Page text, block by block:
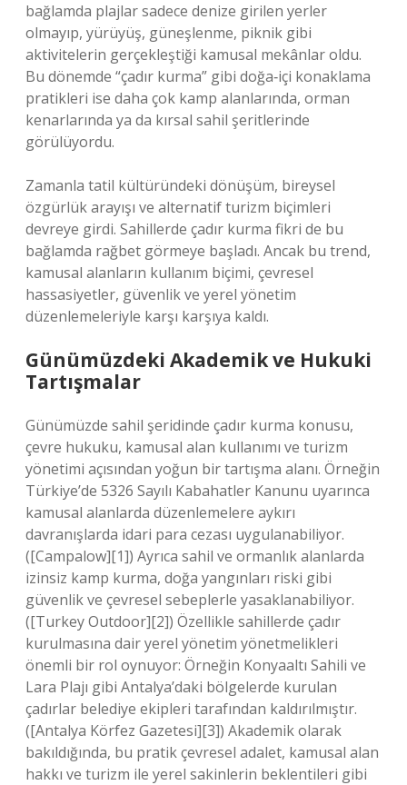
bağlamda plajlar sadece denize girilen yerler
olmayıp, yürüyüş, güneşlenme, piknik gibi
aktivitelerin gerçekleştiği kamusal mekânlar oldu.
Bu dönemde “çadır kurma” gibi doğa‑içi konaklama
pratikleri ise daha çok kamp alanlarında, orman
kenarlarında ya da kırsal sahil şeritlerinde
görülüyordu.
Zamanla tatil kültüründeki dönüşüm, bireysel
özgürlük arayışı ve alternatif turizm biçimleri
devreye girdi. Sahillerde çadır kurma fikri de bu
bağlamda rağbet görmeye başladı. Ancak bu trend,
kamusal alanların kullanım biçimi, çevresel
hassasiyetler, güvenlik ve yerel yönetim
düzenlemeleriyle karşı karşıya kaldı.
Günümüzdeki Akademik ve Hukuki
Tartışmalar
Günümüzde sahil şeridinde çadır kurma konusu,
çevre hukuku, kamusal alan kullanımı ve turizm
yönetimi açısından yoğun bir tartışma alanı. Örneğin
Türkiye’de 5326 Sayılı Kabahatler Kanunu uyarınca
kamusal alanlarda düzenlemelere aykırı
davranışlarda idari para cezası uygulanabiliyor.
([Campalow][1]) Ayrıca sahil ve ormanlık alanlarda
izinsiz kamp kurma, doğa yangınları riski gibi
güvenlik ve çevresel sebeplerle yasaklanabiliyor.
([Turkey Outdoor][2]) Özellikle sahillerde çadır
kurulmasına dair yerel yönetim yönetmelikleri
önemli bir rol oynuyor: Örneğin Konyaaltı Sahili ve
Lara Plajı gibi Antalya’daki bölgelerde kurulan
çadırlar belediye ekipleri tarafından kaldırılmıştır.
([Antalya Körfez Gazetesi][3]) Akademik olarak
bakıldığında, bu pratik çevresel adalet, kamusal alan
hakkı ve turizm ile yerel sakinlerin beklentileri gibi